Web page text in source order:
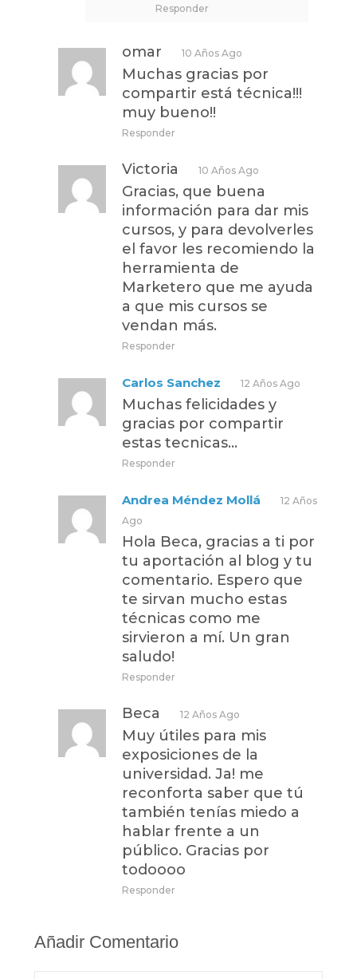
Responder
omar 10 Años Ago
Muchas gracias por
compartir está técnica!!!
muy bueno!!
Responder
Victoria 10 Años Ago
Gracias, que buena
información para dar mis
cursos, y para devolverles
el favor les recomiendo la
herramienta de
Marketero que me ayuda
a que mis cursos se
vendan más.
Responder
Carlos Sanchez 12 Años Ago
Muchas felicidades y
gracias por compartir
estas tecnicas…
Responder
Andrea Méndez Mollá
12 Años
Ago
Hola Beca, gracias a ti por
tu aportación al blog y tu
comentario. Espero que
te sirvan mucho estas
técnicas como me
sirvieron a mí. Un gran
saludo!
Responder
Beca 12 Años Ago
Muy útiles para mis
exposiciones de la
universidad. Ja! me
reconforta saber que tú
también tenías miedo a
hablar frente a un
público. Gracias por
todoooo
Responder
Añadir Comentario